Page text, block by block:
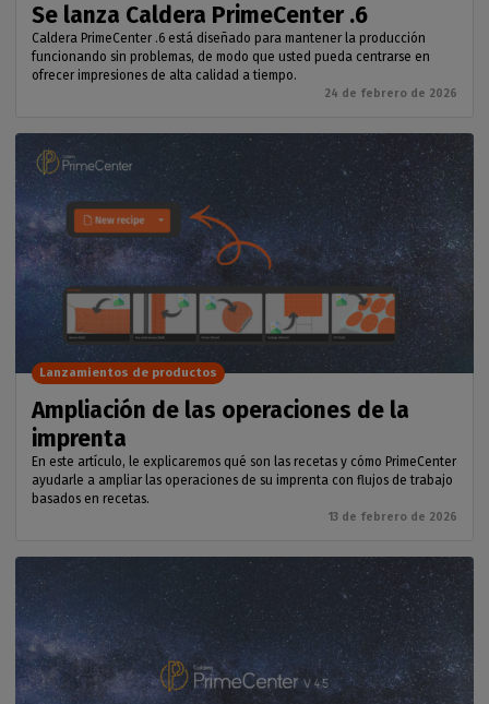
Se lanza Caldera PrimeCenter .6
Caldera PrimeCenter .6 está diseñado para mantener la producción
funcionando sin problemas, de modo que usted pueda centrarse en
ofrecer impresiones de alta calidad a tiempo.
24 de febrero de 2026
Ampliación de las operaciones de la
imprenta
En este artículo, le explicaremos qué son las recetas y cómo PrimeCenter
ayudarle a ampliar las operaciones de su imprenta con flujos de trabajo
basados en recetas.
13 de febrero de 2026
Lanzamientos de productos